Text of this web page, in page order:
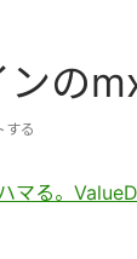
の
する
マる。